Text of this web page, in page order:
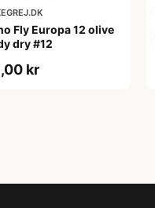
Fly Europa 12 olive
dry #12
kr